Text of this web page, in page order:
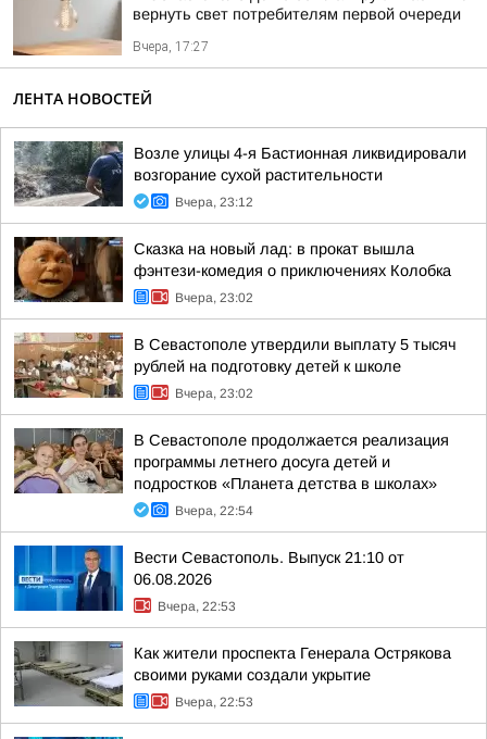
вернуть свет потребителям первой очереди
Вчера, 17:27
ЛЕНТА НОВОСТЕЙ
Возле улицы 4-я Бастионная ликвидировали
возгорание сухой растительности
Вчера, 23:12
Сказка на новый лад: в прокат вышла
фэнтези-комедия о приключениях Колобка
Вчера, 23:02
В Севастополе утвердили выплату 5 тысяч
рублей на подготовку детей к школе
Вчера, 23:02
В Севастополе продолжается реализация
программы летнего досуга детей и
подростков «Планета детства в школах»
Вчера, 22:54
Вести Севастополь. Выпуск 21:10 от
06.08.2026
Вчера, 22:53
Как жители проспекта Генерала Острякова
своими руками создали укрытие
Вчера, 22:53